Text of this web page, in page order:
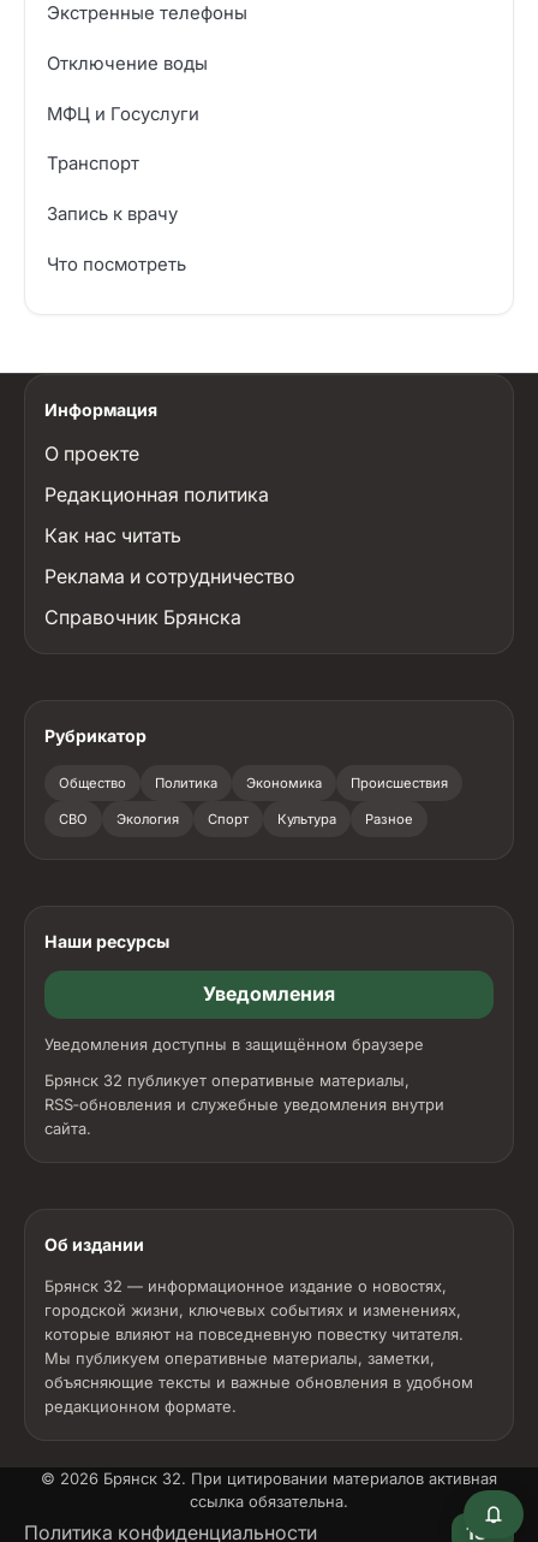
Экстренные телефоны
Отключение воды
МФЦ и Госуслуги
Транспорт
Запись к врачу
Что посмотреть
Информация
О проекте
Редакционная политика
Как нас читать
Реклама и сотрудничество
Справочник Брянска
Рубрикатор
Общество Политика Экономика Происшествия
СВО Экология Спорт Культура Разное
Наши ресурсы
Уведомления
Уведомления доступны в защищённом браузере
Брянск 32 публикует оперативные материалы,
RSS‑обновления и служебные уведомления внутри
сайта.
Об издании
Брянск 32 — информационное издание о новостях,
городской жизни, ключевых событиях и изменениях,
которые влияют на повседневную повестку читателя.
Мы публикуем оперативные материалы, заметки,
объясняющие тексты и важные обновления в удобном
редакционном формате.
© 2026 Брянск 32. При цитировании материалов активная
ссылка обязательна.
Политика конфиденциальности 18+